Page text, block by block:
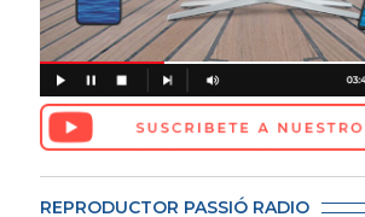
REPRODUCTOR PASSIÓ RADIO